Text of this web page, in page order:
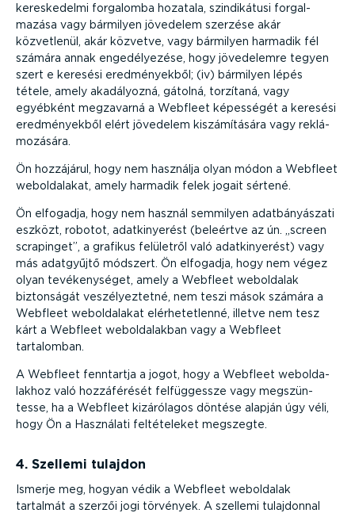
keres­ke­delmi forgalomba hozatala, szindi­kátusi forgal­
mazása vagy bármilyen jövedelem szerzése akár
közvetlenül, akár közvetve, vagy bármilyen harmadik fél
számára annak engedé­lyezése, hogy jövedelemre tegyen
szert e keresési eredmé­nyekből; (iv) bármilyen lépés
tétele, amely akadályozná, gátolná, torzítaná, vagy
egyébként megzavarná a Webfleet képességét a keresési
eredmé­nyekből elért jövedelem kiszá­mí­tására vagy reklá­
mo­zására.
Ön hozzájárul, hogy nem használja olyan módon a Webfleet
webol­da­lakat, amely harmadik felek jogait sértené.
Ön elfogadja, hogy nem használ semmilyen adatbá­nyá­szati
eszközt, robotot, adatki­nyerést (beleértve az ún. „screen
scrapinget”, a grafikus felületről való adatki­nyerést) vagy
más adatgyűjtő módszert. Ön elfogadja, hogy nem végez
olyan tevékeny­séget, amely a Webfleet weboldalak
biztonságát veszé­lyez­tetné, nem teszi mások számára a
Webfleet webol­da­lakat elérhe­tet­lenné, illetve nem tesz
kárt a Webfleet webol­da­lakban vagy a Webfleet
tartalomban.
A Webfleet fenntartja a jogot, hogy a Webfleet webol­da­
lakhoz való hozzá­fé­rését felfüg­gessze vagy megszün­
tesse, ha a Webfleet kizárólagos döntése alapján úgy véli,
hogy Ön a Használati felté­te­leket megszegte.
4. Szellemi tulajdon
Ismerje meg, hogyan védik a Webfleet weboldalak
tartalmát a szerzői jogi törvények. A szellemi tulajdonnal